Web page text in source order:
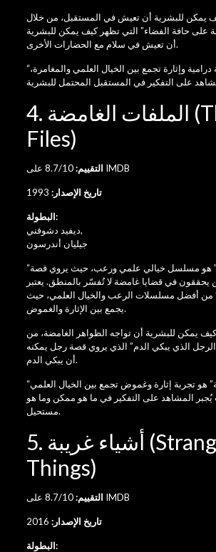
يمكن للبشرية أن تعيش في المستقبل، من خلال
على حافة الفضاء” التي تظهر كيف يمكن للبشرية
أن تعيش في سلام مع الحضارات الأخرى.
“ستار تريك” هو تجربة درامية وإثارة تجمع بين الخيال العلمي والمغامرة،
4. الملفات الغامضة (The X-
Files)
التقييم: 8.7/10 على IMDB
تاريخ الإصدار:
البطولة:
ديفيد دشوفني,
جيليان أندرسون
“الملفات الغامضة” هو مسلسل خيالي علمي ورعب، حيث يروي قصة
يحققون في قضايا غامضة لا تُفسّر بالمنطق. يعتبر
من أفضل مسلسلات الرعب والخيال العلمي، حيث
يجمع بين الإثارة والغموض.
يمكن للبشرية أن تواجه الظواهر الغامضة، من
الذي يبكي الدم” الذي يروي قصة رجل يمكنه
أن يبكي الدم.
“الملفات الغامضة” هو تجربة إثارة وغموض تجمع بين الخيال العلمي
المشاهد على التفكير في ما هو ممكن وما هو
مستحيل.
5. أشياء غريبة (Stranger
Things)
التقييم: 8.7/10 على IMDB
تاريخ الإصدار:
البطولة: